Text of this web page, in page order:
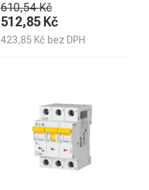
610,54 Kč
512,85 Kč
423,85 Kč bez DPH